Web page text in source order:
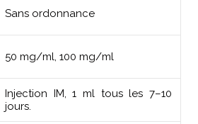
Sans ordonnance
50 mg/ml, 100 mg/ml
Injection IM, 1 ml tous les 7–10
jours.